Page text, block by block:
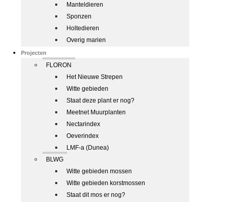
Manteldieren
Sponzen
Holtedieren
Overig marien
Projecten
FLORON
Het Nieuwe Strepen
Witte gebieden
Staat deze plant er nog?
Meetnet Muurplanten
Nectarindex
Oeverindex
LMF-a (Dunea)
BLWG
Witte gebieden mossen
Witte gebieden korstmossen
Staat dit mos er nog?